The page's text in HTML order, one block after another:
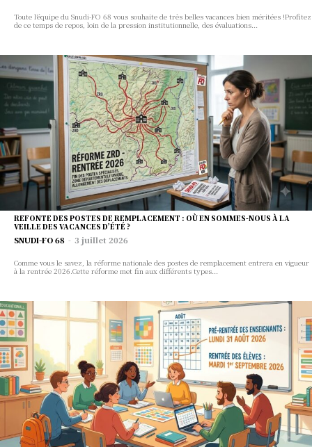
Toute l’équipe du Snudi-FO 68 vous souhaite de très belles vacances bien méritées !Profitez
de ce temps de repos, loin de la pression institutionnelle, des évaluations...
REFONTE DES POSTES DE REMPLACEMENT : OÙ EN SOMMES-NOUS À LA
VEILLE DES VACANCES D’ÉTÉ ?
SNUDI-FO 68 - 3 juillet 2026
Comme vous le savez, la réforme nationale des postes de remplacement entrera en vigueur
à la rentrée 2026.Cette réforme met fin aux différents types...